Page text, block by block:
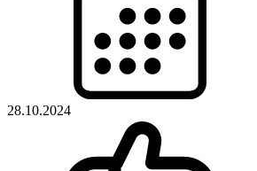
28.10.2024